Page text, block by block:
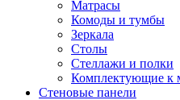
Матрасы
Комоды и тумбы
Зеркала
Столы
Стеллажи и полки
Комплектующие к
Стеновые панели